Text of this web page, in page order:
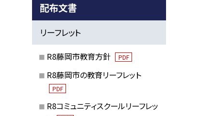
配布文書
リーフレット
R8藤岡市教育方針 PDF
R8藤岡市の教育リーフレット
PDF
R8コミュニティスクールリーフレッ